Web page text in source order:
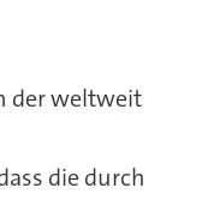
der weltweit
die durch